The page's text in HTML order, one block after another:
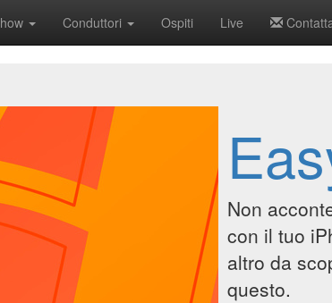
Conduttori Ospiti Live
Non
con il tuo
altro da
questo.